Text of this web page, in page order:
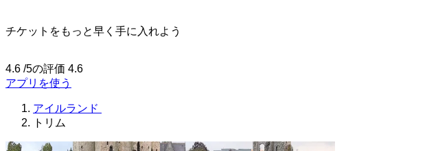
チケットをもっと早く手に入れよう
4.6 /5の評価 4.6
アプリを使う
アイルランド
トリム